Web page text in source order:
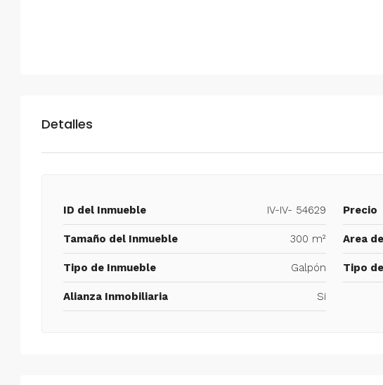
Detalles
ID del Inmueble IV-IV- 54629 Precio
Tamaño del Inmueble 300 m² Area
Tipo de Inmueble Galpón Tipo
Alianza Inmobiliaria Si